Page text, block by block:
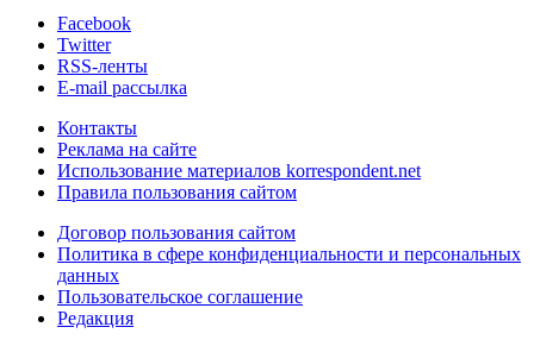
Facebook
Twitter
RSS-ленты
E-mail рассылка
Контакты
Реклама на сайте
Использование материалов korrespondent.net
Правила пользования сайтом
Договор пользования сайтом
Политика в сфере конфиденциальности и персональных
данных
Пользовательское соглашение
Редакция